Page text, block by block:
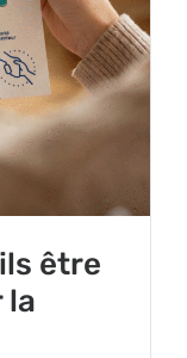
être
la